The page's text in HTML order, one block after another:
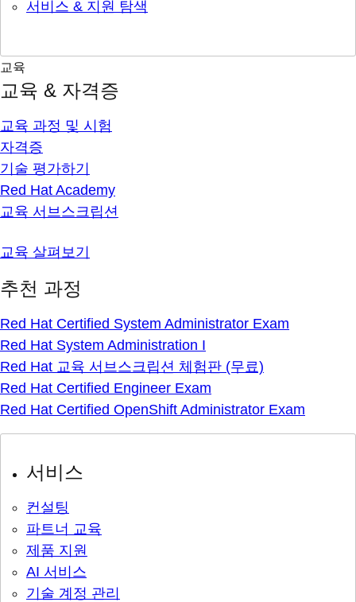
서비스 & 지원 탐색
교육
교육 & 자격증
교육 과정 및 시험
자격증
기술 평가하기
Red Hat Academy
교육 서브스크립션
교육 살펴보기
추천 과정
Red Hat Certified System Administrator Exam
Red Hat System Administration I
Red Hat 교육 서브스크립션 체험판 (무료)
Red Hat Certified Engineer Exam
Red Hat Certified OpenShift Administrator Exam
서비스
컨설팅
파트너 교육
제품 지원
AI 서비스
기술 계정 관리